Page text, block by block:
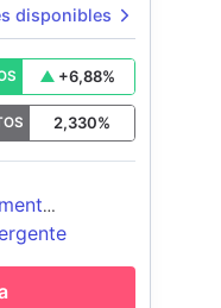
disponibles
+6,88%
2,330%